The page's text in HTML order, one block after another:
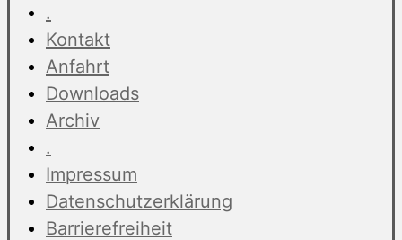
.
Kontakt
Anfahrt
Downloads
Archiv
.
Impressum
Datenschutzerklärung
Barrierefreiheit